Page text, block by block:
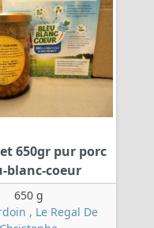
650gr pur porc
blanc-coeur
650 g
, Le Regal De